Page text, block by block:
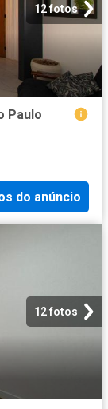
12 fotos
Paulo
do anúncio
12 fotos